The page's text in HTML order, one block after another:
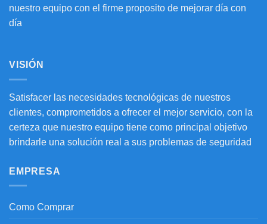
nuestro equipo con el firme proposito de mejorar día con
día
VISIÓN
Satisfacer las necesidades tecnológicas de nuestros
clientes, comprometidos a ofrecer el mejor servicio, con la
certeza que nuestro equipo tiene como principal objetivo
brindarle una solución real a sus problemas de seguridad
EMPRESA
Como Comprar